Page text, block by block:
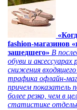
fashion-магазинов
зашедшего» В
обуви и
снижения
трафика офлайн-
причем показатель
более резко, чем в
статистике